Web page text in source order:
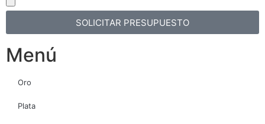
SOLICITAR PRESUPUESTO
Menú
Oro
Plata